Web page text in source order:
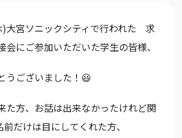
大宮ソニックシティで行われた 求
会にご参加いただいた学生の皆様、
うございました！😃
た方、お話は出来なかったけれど関
だけは目にしてくれた方、